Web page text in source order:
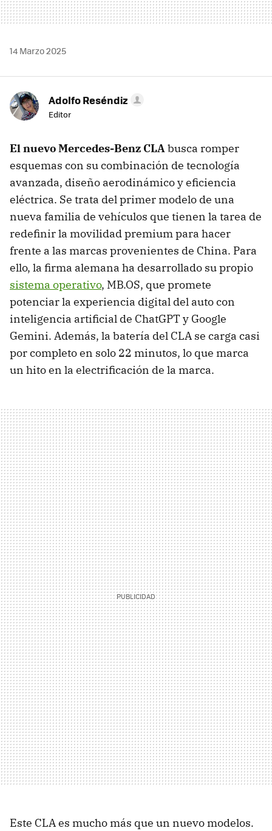
14 Marzo 2025
Adolfo Reséndiz
Editor
El nuevo Mercedes-Benz CLAbusca romper
esquemas con su combinación de tecnología
avanzada, diseño aerodinámico y eficiencia
eléctrica. Se trata del primer modelo de una
nueva familia de vehículos que tienen la tarea de
redefinir la movilidad premium para hacer
frente a las marcas provenientes de China. Para
ello, la firma alemana ha desarrollado su propio
sistema operativo, MB.OS, que promete
potenciar la experiencia digital del auto con
inteligencia artificial de ChatGPT y Google
Gemini. Además, la batería del CLA se carga casi
por completo en solo 22 minutos, lo que marca
un hito en la electrificación de la marca.
Este CLA es mucho más que un nuevo modelos.